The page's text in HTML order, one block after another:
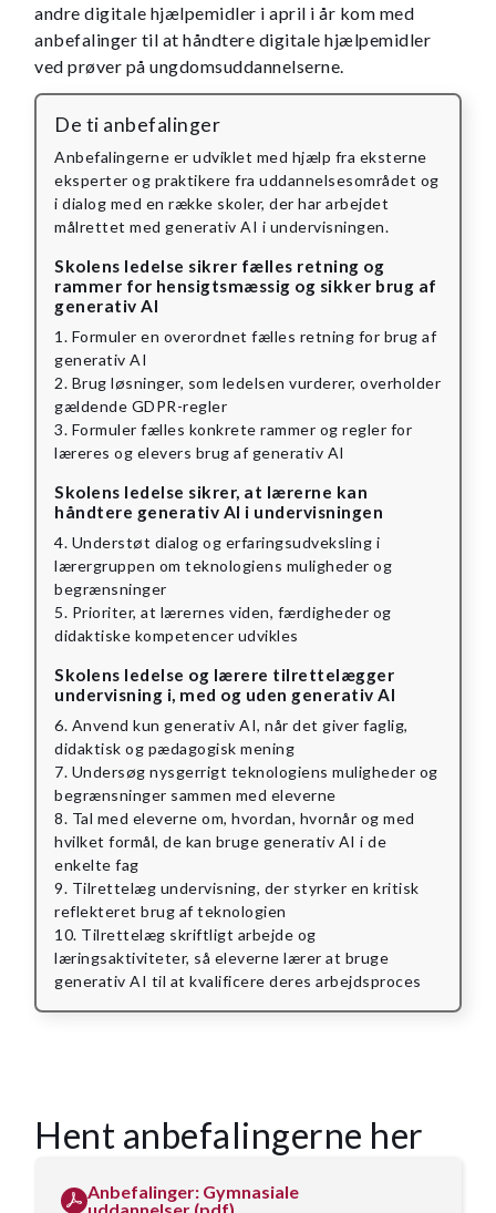
andre digitale hjælpemidler i april i år kom med
anbefalinger til at håndtere digitale hjælpemidler
ved prøver på ungdomsuddannelserne.
De ti anbefalinger
Anbefalingerne er udviklet med hjælp fra eksterne
eksperter og praktikere fra uddannelsesområdet og
i dialog med en række skoler, der har arbejdet
målrettet med generativ AI i undervisningen.
Skolens ledelse sikrer fælles retning og
rammer for hensigtsmæssig og sikker brug af
generativ AI
1. Formuler en overordnet fælles retning for brug af
generativ AI
2. Brug løsninger, som ledelsen vurderer, overholder
gældende GDPR-regler
3. Formuler fælles konkrete rammer og regler for
læreres og elevers brug af generativ AI
Skolens ledelse sikrer, at lærerne kan
håndtere generativ AI i undervisningen
4. Understøt dialog og erfaringsudveksling i
lærergruppen om teknologiens muligheder og
begrænsninger
5. Prioriter, at lærernes viden, færdigheder og
didaktiske kompetencer udvikles
Skolens ledelse og lærere tilrettelægger
undervisning i, med og uden generativ AI
6. Anvend kun generativ AI, når det giver faglig,
didaktisk og pædagogisk mening
7. Undersøg nysgerrigt teknologiens muligheder og
begrænsninger sammen med eleverne
8. Tal med eleverne om, hvordan, hvornår og med
hvilket formål, de kan bruge generativ AI i de
enkelte fag
9. Tilrettelæg undervisning, der styrker en kritisk
reflekteret brug af teknologien
10. Tilrettelæg skriftligt arbejde og
læringsaktiviteter, så eleverne lærer at bruge
generativ AI til at kvalificere deres arbejdsproces
Hent anbefalingerne her
Anbefalinger: Gymnasiale